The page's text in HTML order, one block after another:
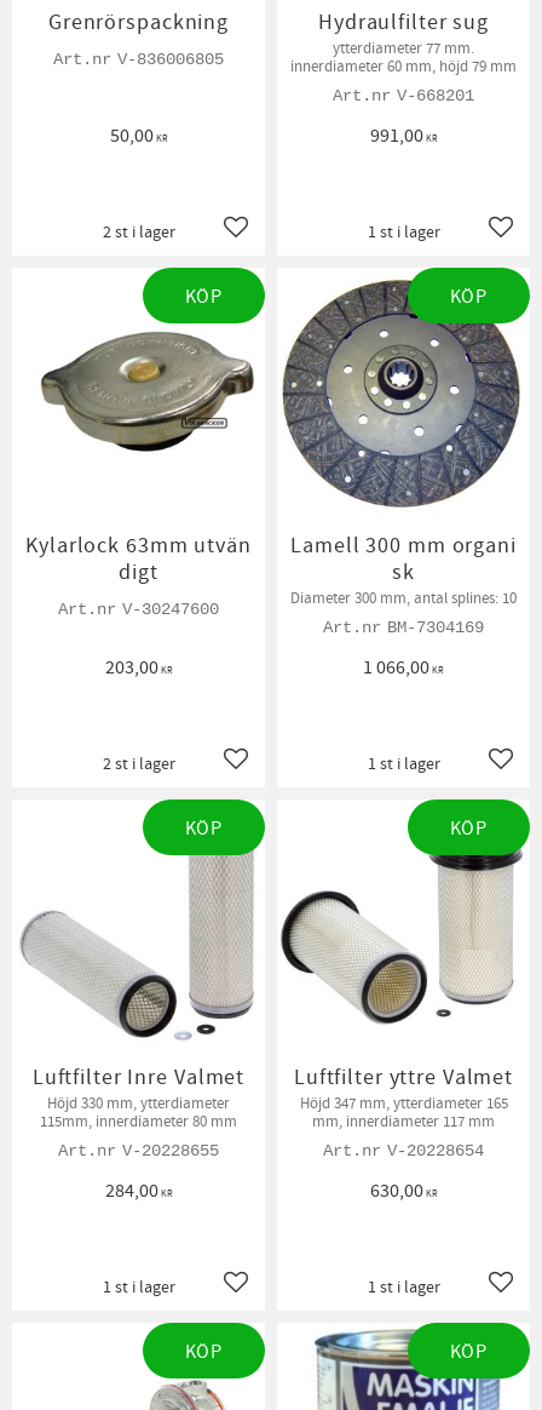
Grenrörspackning
V-836006805
50,00KR
Lägg till i favoriter
2 st i lager
Hydraulfilter sug
ytterdiameter 77 mm.
innerdiameter 60 mm, höjd 79 mm
V-668201
991,00KR
1 st i lager
Kylarlock 63mm utvän
digt
V-30247600
203,00KR
Lägg till i favoriter
2 st i lager
KÖP
Lamell 300 mm organi
sk
Diameter 300 mm, antal splines: 10
BM-7304169
1 066,00KR
1 st i lager
KÖP
Luftfilter Inre Valmet
Höjd 330 mm, ytterdiameter
115mm, innerdiameter 80 mm
V-20228655
284,00KR
Lägg till i favoriter
1 st i lager
KÖP
Luftfilter yttre Valmet
Höjd 347 mm, ytterdiameter 165
mm, innerdiameter 117 mm
V-20228654
630,00KR
1 st i lager
KÖP
KÖP KÖP